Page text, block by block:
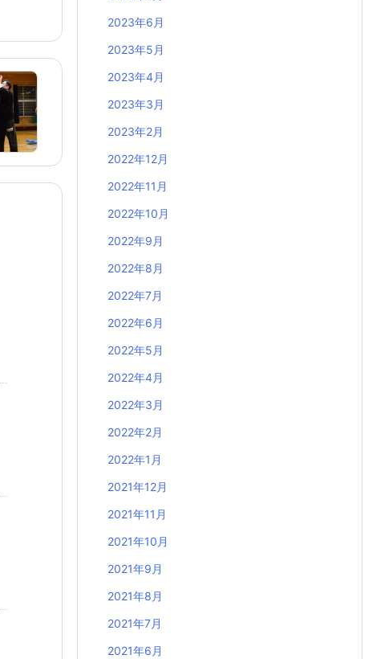
2023年6月
2023年5月
2023年4月
2023年3月
2023年2月
2022年12月
2022年11月
2022年10月
2022年9月
2022年8月
2022年7月
2022年6月
2022年5月
2022年4月
2022年3月
2022年2月
2022年1月
2021年12月
2021年11月
2021年10月
2021年9月
2021年8月
2021年7月
2021年6月